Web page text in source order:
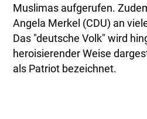
Muslimas aufgerufen.
Angela Merkel (CDU) an
Das "deutsche Volk" wird
heroisierender Weise
als Patriot bezeichnet.